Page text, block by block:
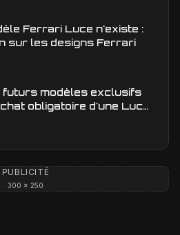
Ferrari Luce n'existe :
sur les designs Ferrari
futurs modèles exclusifs
obligatoire d'une Luce
?
PUBLICITÉ
300 × 250